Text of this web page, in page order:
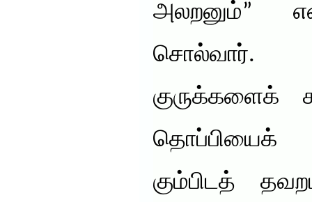
அலறனும்”
சொல்வார்.
குருக்களைக்
தொப்பியைக்
கும்பிடத்